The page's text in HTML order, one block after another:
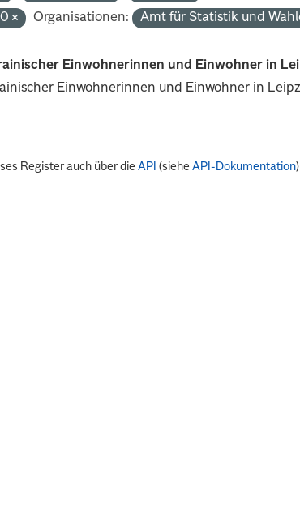
Organisationen: Amt für Statistik und
Einwohnerinnen und Einwohner in
Einwohnerinnen und Einwohner in
Register auch über dieAPI (sieheAPI-Dokumentation